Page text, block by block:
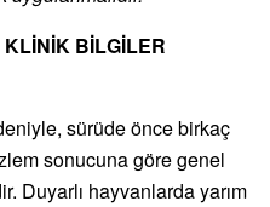
BİLGİLER
sürüde önce birkaç
sonucuna göre genel
Duyarlı hayvanlarda yarım